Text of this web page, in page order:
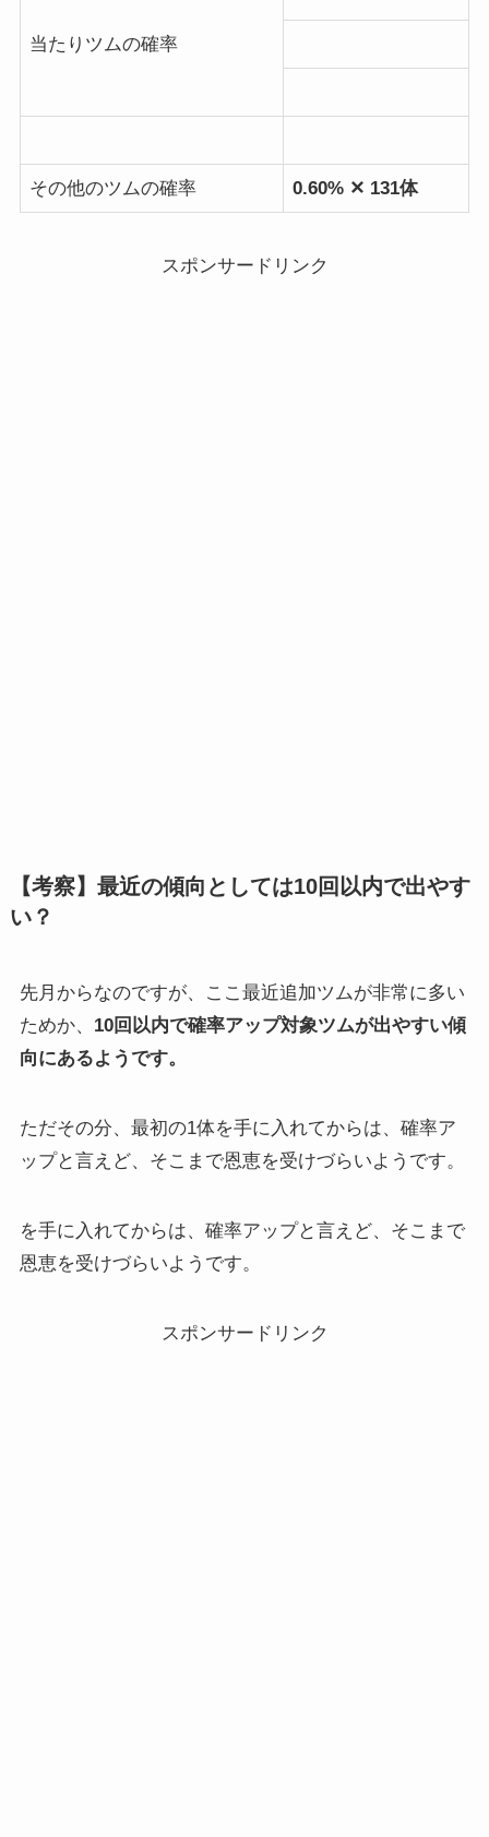
当たりツムの確率
その他のツムの確率 0.60% ✕ 131体
スポンサードリンク
【考察】最近の傾向としては10回以内で出やす
い？
先月からなのですが、ここ最近追加ツムが非常に多い
ためか、 10回以内で確率アップ対象ツムが出やすい傾
向にあるようです。
ただその分、最初の1体を手に入れてからは、確率ア
ップと言えど、そこまで恩恵を受けづらいようです。
を手に入れてからは、確率アップと言えど、そこまで
恩恵を受けづらいようです。
スポンサードリンク